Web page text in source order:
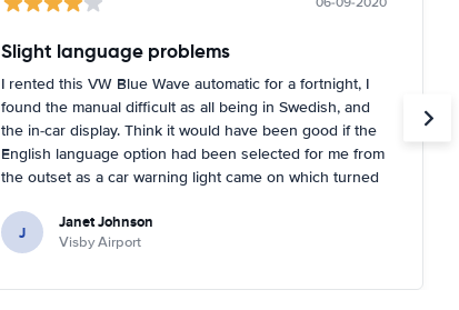
Slight language problems
I rented this VW Blue Wave automatic for a fortnight, I
found the manual difficult as all being in Swedish, and
the in-car display. Think it would have been good if the
English language option had been selected for me from
the outset as a car warning light came on which turned
helpful and came out to a garage near to where I was
staying and inflated the tyres for me. You had to tell the
J Janet Johnson
Visby Airport